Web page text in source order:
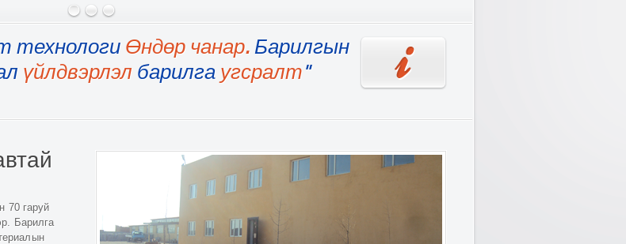
технологи Өндөр чанар.Барилгын
үйлдвэрлэл барилга угсралт"
70 гаруй
Барилга